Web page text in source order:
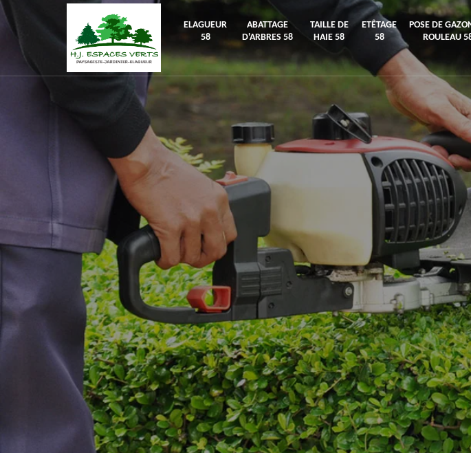
ELAGUEUR
58
ABATTAGE
D'ARBRES 58
TAILLE DE
HAIE 58
ETÊTAGE
58
POSE DE
ROULEAU